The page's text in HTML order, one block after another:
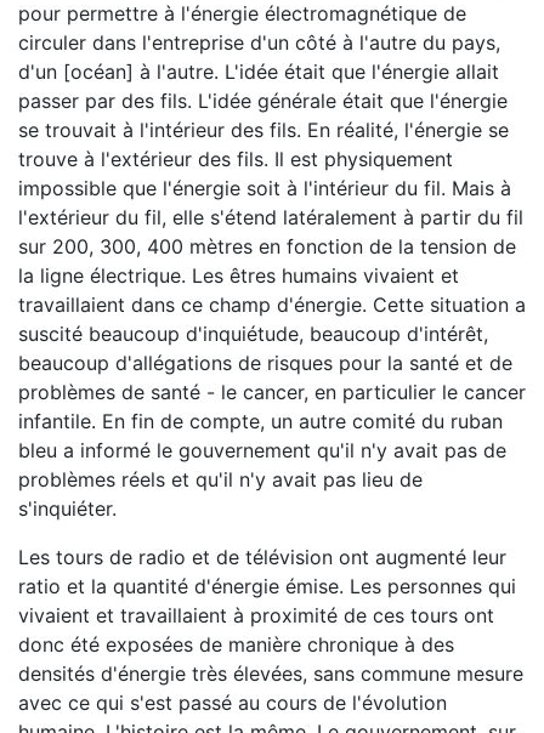
pour permettre à l'énergie électromagnétique de
circuler dans l'entreprise d'un côté à l'autre du pays,
d'un [océan] à l'autre. L'idée était que l'énergie allait
passer par des fils. L'idée générale était que l'énergie
se trouvait à l'intérieur des fils. En réalité, l'énergie se
trouve à l'extérieur des fils. Il est physiquement
impossible que l'énergie soit à l'intérieur du fil. Mais à
l'extérieur du fil, elle s'étend latéralement à partir du fil
sur 200, 300, 400 mètres en fonction de la tension de
la ligne électrique. Les êtres humains vivaient et
travaillaient dans ce champ d'énergie. Cette situation a
suscité beaucoup d'inquiétude, beaucoup d'intérêt,
beaucoup d'allégations de risques pour la santé et de
problèmes de santé - le cancer, en particulier le cancer
infantile. En fin de compte, un autre comité du ruban
bleu a informé le gouvernement qu'il n'y avait pas de
problèmes réels et qu'il n'y avait pas lieu de
s'inquiéter.
Les tours de radio et de télévision ont augmenté leur
ratio et la quantité d'énergie émise. Les personnes qui
vivaient et travaillaient à proximité de ces tours ont
donc été exposées de manière chronique à des
densités d'énergie très élevées, sans commune mesure
avec ce qui s'est passé au cours de l'évolution